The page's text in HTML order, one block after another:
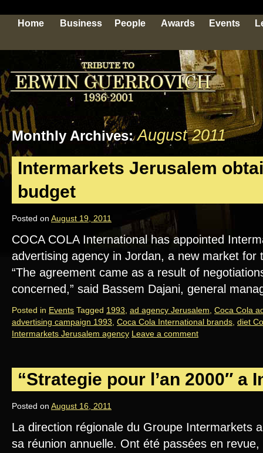
Home Business People Awards Events
Monthly Archives:August 2011
Intermarkets Jerusalem
budget
Posted on August 19, 2011
COCA COLA International has appointed
advertising agency in Jordan, a new market for
“The agreement came as a result of
concerned,” said Bassem Dajani, general
Posted in Events Tagged 1993 ad agency Jerusalem Coca Cola
advertising campaign 1993 Coca Cola International brands diet
Intermarkets Jerusalem agency Leave a comment
“Strategie pour l’an 2000″ a
Posted on August 16, 2011
La direction régionale du Groupe Intermarkets
sa réunion annuelle. Ont été passées en revue,